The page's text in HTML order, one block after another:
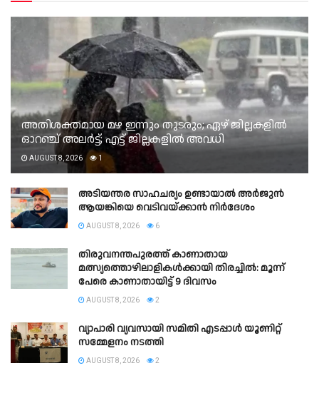
അതിശക്തമായ മഴ ഇന്നും തുടരും; ഏഴ് ജില്ലകളിൽ
ഓറഞ്ച് അലർട്ട്; എട്ട് ജില്ലകളിൽ അവധി
AUGUST 8, 2026 1
അടിയന്തര സാഹചര്യം ഉണ്ടായാല്‍ അര്‍ജുന്‍
ആയങ്കിയെ വെടിവയ്ക്കാന്‍ നിര്‍ദേശം
AUGUST 8, 2026 6
തിരുവനന്തപുരത്ത് കാണാതായ
മത്സ്യത്തൊഴിലാളികൾക്കായി തിരച്ചിൽ: മൂന്ന്
പേരെ കാണാതായിട്ട് 9 ദിവസം
AUGUST 8, 2026 2
വ്യാപാരി വ്യവസായി സമിതി എടപ്പാൾ യൂണിറ്റ്
സമ്മേളനം നടത്തി
AUGUST 8, 2026 2